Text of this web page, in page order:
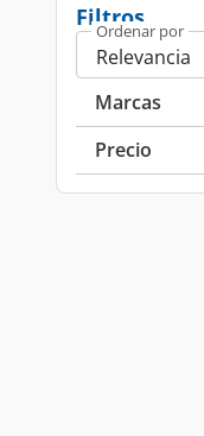
Filtros
Ordenar por
Marcas
Precio